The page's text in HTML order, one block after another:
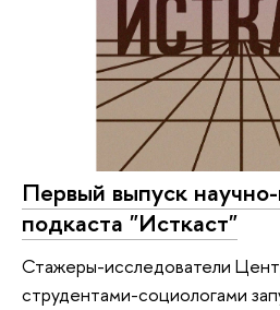
Первый выпуск
подкаста "Исткаст"
Стажеры-исследователи
струдентами-социологами